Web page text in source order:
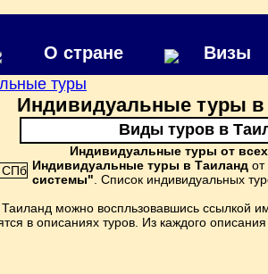
О стране Визы
туры
Индивидуальные туры
Виды туров в
Индивидуальные туры от
Индивидуальные туры в Таиланд
системы" . Список индивидуальных
можно воспльзовавшись ссылкой
в описаниях туров. Из каждого